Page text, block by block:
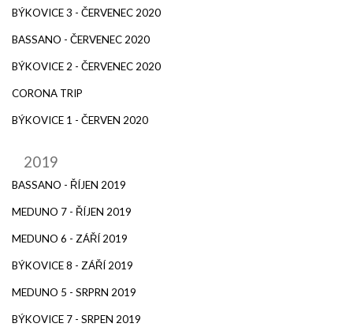
BÝKOVICE 3 - ČERVENEC 2020
BASSANO - ČERVENEC 2020
BÝKOVICE 2 - ČERVENEC 2020
CORONA TRIP
BÝKOVICE 1 - ČERVEN 2020
2019
BASSANO - ŘÍJEN 2019
MEDUNO 7 - ŘÍJEN 2019
MEDUNO 6 - ZÁŘÍ 2019
BÝKOVICE 8 - ZÁŘÍ 2019
MEDUNO 5 - SRPRN 2019
BÝKOVICE 7 - SRPEN 2019